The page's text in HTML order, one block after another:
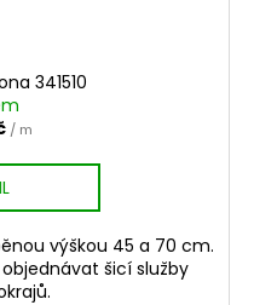
341510
/ m
výškou 45 a 70 cm.
šicí služby